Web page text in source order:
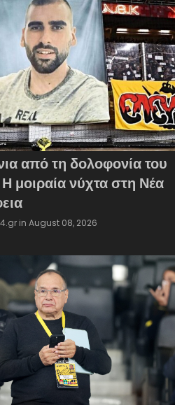
από τη δολοφονία του
μοιραία νύχτα στη Νέα
August 08, 2026